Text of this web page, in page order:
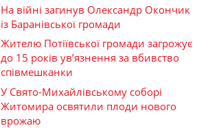
На війні загинув Олександр Окончик
із Баранівської громади
Жителю Потіївської громади загрожує
до 15 років ув’язнення за вбивство
співмешканки
У Свято-Михайлівському соборі
Житомира освятили плоди нового
врожаю